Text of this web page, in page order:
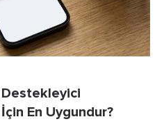
En Uygundur?